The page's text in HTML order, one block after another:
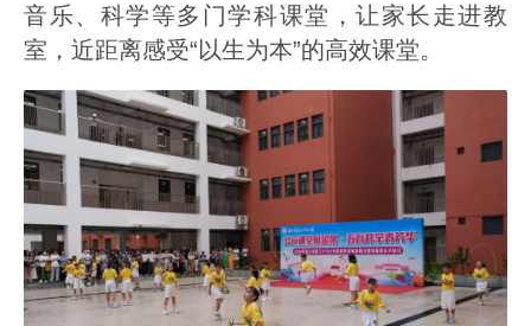
音乐、科学等多门学科课堂，让家长走进教
室，近距离感受“以生为本”的高效课堂。